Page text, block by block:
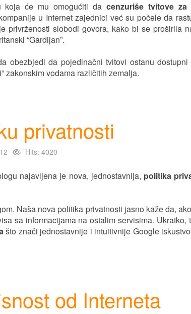
koja će mu omogućiti da cenzuriše tvitove za
u Internet zajednici već su počele da
privrženosti slobodi govora, kako bi se proširila
“Gardijan”.
obezbjedi da pojedinačni tvitovi ostanu
zakonskim vodama različitih zemalja.
privatnosti
Hits: 4020
najavljena je nova, jednostavnija, politika
Naša nova politika privatnosti jasno kaže da,
sa informacijama na ostalim servisima. Ukratko,
što znači jednostavnije i intuitivnije Google
od Interneta